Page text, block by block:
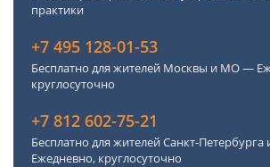
практики
+7 495 128-01-53
Бесплатно для жителей Москвы и МО —
круглосуточно
+7 812 602-75-21
Бесплатно для жителей Санкт-
Ежедневно, круглосуточно